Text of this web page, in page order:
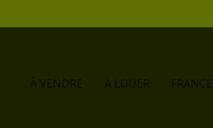
À VENDRE À LOUER FRANCE